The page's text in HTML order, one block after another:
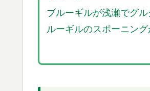
ブルーギルが浅瀬でグ
ルーギルのスポーニン